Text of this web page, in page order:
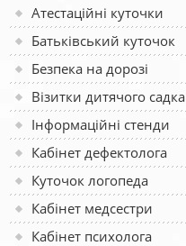
Атестаційні куточки
Батьківський куточок
Безпека на дорозі
Візитки дитячого садка
Інформаційні стенди
Кабінет дефектолога
Куточок логопеда
Кабінет медсестри
Кабінет психолога